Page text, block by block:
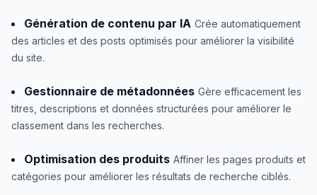
Génération de contenu par IA Crée automatiquement
des articles et des posts optimisés pour améliorer la visibilité
du site.
Gestionnaire de métadonnées Gère efficacement les
titres, descriptions et données structurées pour améliorer le
classement dans les recherches.
Optimisation des produits Affiner les pages produits et
catégories pour améliorer les résultats de recherche ciblés.